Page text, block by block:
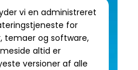
vi en administreret
for
temaer og software,
altid er
versioner af alle